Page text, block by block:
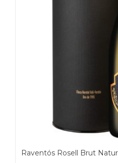
Raventós Rosell Brut